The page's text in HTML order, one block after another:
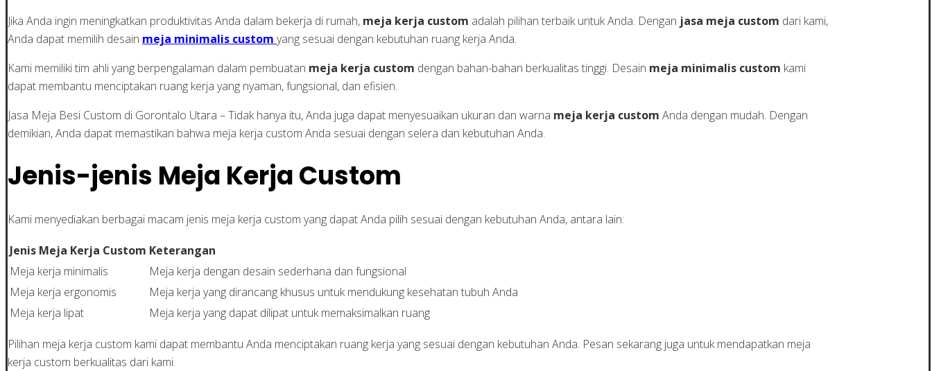
Jika Anda ingin meningkatkan produktivitas Anda dalam bekerja di rumah, meja kerja custom adalah pilihan terbaik untuk Anda. Dengan jasa meja custom dari kami,
Anda dapat memilih desain meja minimalis custom yang sesuai dengan kebutuhan ruang kerja Anda.
Kami memiliki tim ahli yang berpengalaman dalam pembuatan meja kerja custom dengan bahan-bahan berkualitas tinggi. Desain meja minimalis custom kami
dapat membantu menciptakan ruang kerja yang nyaman, fungsional, dan efisien.
Jasa Meja Besi Custom di Gorontalo Utara – Tidak hanya itu, Anda juga dapat menyesuaikan ukuran dan warna meja kerja custom Anda dengan mudah. Dengan
demikian, Anda dapat memastikan bahwa meja kerja custom Anda sesuai dengan selera dan kebutuhan Anda.
Jenis-jenis Meja Kerja Custom
Kami menyediakan berbagai macam jenis meja kerja custom yang dapat Anda pilih sesuai dengan kebutuhan Anda, antara lain:
Jenis Meja Kerja Custom Keterangan
Meja kerja minimalis
Meja kerja dengan desain sederhana dan fungsional
Meja kerja ergonomis
Meja kerja yang dirancang khusus untuk mendukung kesehatan tubuh Anda
Meja kerja lipat
Meja kerja yang dapat dilipat untuk memaksimalkan ruang
Pilihan meja kerja custom kami dapat membantu Anda menciptakan ruang kerja yang sesuai dengan kebutuhan Anda. Pesan sekarang juga untuk mendapatkan meja
kerja custom berkualitas dari kami.